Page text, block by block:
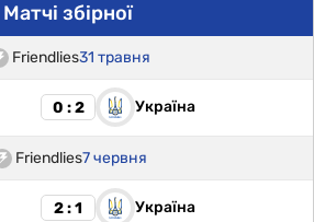
Матчі збірної
Friendlies31 травня
0 : 2 Україна
Friendlies7 червня
2 : 1 Україна